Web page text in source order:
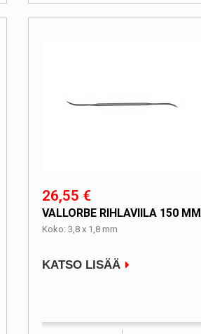
26,55 €
VALLORBE RIHLAVIILA 150 MM
Koko: 3,8 x 1,8 mm
KATSO LISÄÄ